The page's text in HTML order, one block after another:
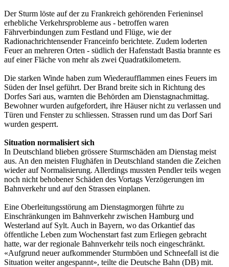
Der Sturm löste auf der zu Frankreich gehörenden Ferieninsel
erhebliche Verkehrsprobleme aus - betroffen waren
Fährverbindungen zum Festland und Flüge, wie der
Radionachrichtensender Franceinfo berichtete. Zudem loderten
Feuer an mehreren Orten - südlich der Hafenstadt Bastia brannte es
auf einer Fläche von mehr als zwei Quadratkilometern.
Die starken Winde haben zum Wiederaufflammen eines Feuers im
Süden der Insel geführt. Der Brand breite sich in Richtung des
Dorfes Sari aus, warnten die Behörden am Dienstagnachmittag.
Bewohner wurden aufgefordert, ihre Häuser nicht zu verlassen und
Türen und Fenster zu schliessen. Strassen rund um das Dorf Sari
wurden gesperrt.
Situation normalisiert sich
In Deutschland blieben grössere Sturmschäden am Dienstag meist
aus. An den meisten Flughäfen in Deutschland standen die Zeichen
wieder auf Normalisierung. Allerdings mussten Pendler teils wegen
noch nicht behobener Schäden des Vortags Verzögerungen im
Bahnverkehr und auf den Strassen einplanen.
Eine Oberleitungsstörung am Dienstagmorgen führte zu
Einschränkungen im Bahnverkehr zwischen Hamburg und
Westerland auf Sylt. Auch in Bayern, wo das Orkantief das
öffentliche Leben zum Wochenstart fast zum Erliegen gebracht
hatte, war der regionale Bahnverkehr teils noch eingeschränkt.
«Aufgrund neuer aufkommender Sturmböen und Schneefall ist die
Situation weiter angespannt», teilte die Deutsche Bahn (DB) mit.